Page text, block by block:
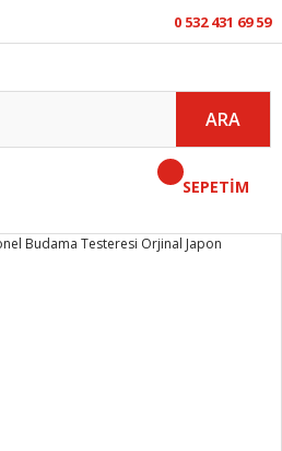
0 532 431 69 59
ARA
SEPETİM